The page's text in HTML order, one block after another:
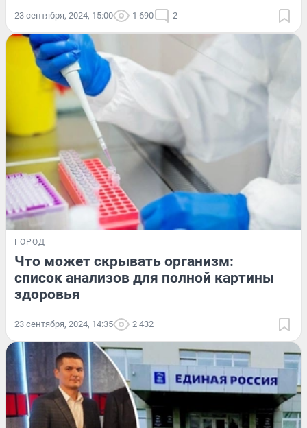
23 сентября, 2024, 15:00 1 690 2
ГОРОД
Что может скрывать организм:
список анализов для полной картины
здоровья
23 сентября, 2024, 14:35 2 432